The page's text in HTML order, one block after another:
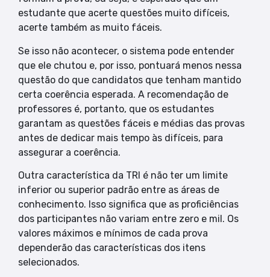
estudante que acerte questões muito difíceis,
acerte também as muito fáceis.
Se isso não acontecer, o sistema pode entender
que ele chutou e, por isso, pontuará menos nessa
questão do que candidatos que tenham mantido
certa coerência esperada. A recomendação de
professores é, portanto, que os estudantes
garantam as questões fáceis e médias das provas
antes de dedicar mais tempo às difíceis, para
assegurar a coerência.
Outra característica da TRI é não ter um limite
inferior ou superior padrão entre as áreas de
conhecimento. Isso significa que as proficiências
dos participantes não variam entre zero e mil. Os
valores máximos e mínimos de cada prova
dependerão das características dos itens
selecionados.